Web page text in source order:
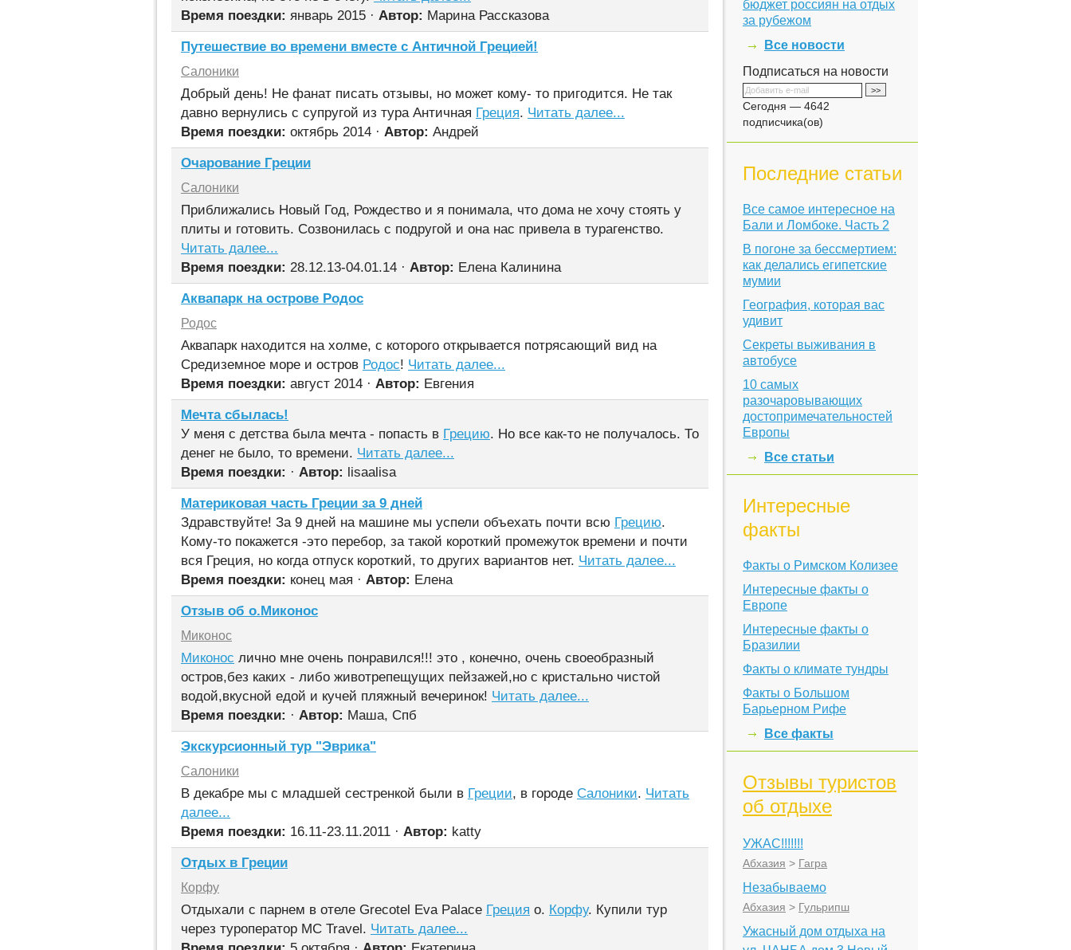
Время поездки: январь 2015 · Автор: Марина Рассказова
Путешествие во времени вместе с Античной Грецией!
Салоники
Добрый день! Не фанат писать отзывы, но может кому- то пригодится. Не так
давно вернулись с супругой из тура Античная Греция. Читать далее...
Время поездки: октябрь 2014 · Автор: Андрей
Очарование Греции
Салоники
Приближались Новый Год, Рождество и я понимала, что дома не хочу стоять у
плиты и готовить. Созвонилась с подругой и она нас привела в турагенство.
Читать далее...
Время поездки: 28.12.13-04.01.14 · Автор: Елена Калинина
Аквапарк на острове Родос
Родос
Аквапарк находится на холме, с которого открывается потрясающий вид на
Средиземное море и остров Родос! Читать далее...
Время поездки: август 2014 · Автор: Евгения
Мечта сбылась!
У меня с детства была мечта - попасть в Грецию. Но все как-то не получалось. То
денег не было, то времени. Читать далее...
Время поездки: · Автор: lisaalisa
Материковая часть Греции за 9 дней
Здравствуйте! За 9 дней на машине мы успели объехать почти всю Грецию.
Кому-то покажется -это перебор, за такой короткий промежуток времени и почти
вся Греция, но когда отпуск короткий, то других вариантов нет. Читать далее...
Время поездки: конец мая · Автор: Елена
Отзыв об о.Миконос
Миконос
Миконос лично мне очень понравился!!! это , конечно, очень своеобразный
остров,без каких - либо животрепещущих пейзажей,но с кристально чистой
водой,вкусной едой и кучей пляжный вечеринок! Читать далее...
Время поездки: · Автор: Маша, Спб
Экскурсионный тур "Эврика"
Салоники
В декабре мы с младшей сестренкой были в Греции, в городе Салоники. Читать
далее...
Время поездки: 16.11-23.11.2011 · Автор: katty
Отдых в Греции
Корфу
Отдыхали с парнем в отеле Grecotel Eva Palace Греция о. Корфу. Купили тур
через туроператор MC Travel. Читать далее...
бюджет россиян на отдых
за рубежом
Все новости
Подписаться на новости
Сегодня — 4642
подписчика(ов)
Последние статьи
Все самое интересное на
Бали и Ломбоке. Часть 2
В погоне за бессмертием:
как делались египетские
мумии
География, которая вас
удивит
Секреты выживания в
автобусе
10 самых
разочаровывающих
достопримечательностей
Европы
Все статьи
Интересные
факты
Факты о Римском Колизее
Интересные факты о
Европе
Интересные факты о
Бразилии
Факты о климате тундры
Факты о Большом
Барьерном Рифе
Все факты
Отзывы туристов
об отдыхе
УЖАС!!!!!!!
Абхазия > Гагра
Незабываемо
Абхазия > Гульрипш
Ужасный дом отдыха на